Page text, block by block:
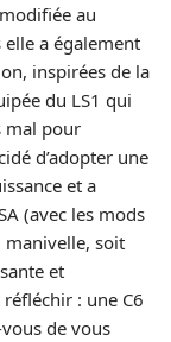
au
a également
inspirées de la
du LS1 qui
mal pour
d’adopter une
et a
(avec les mods
soit
et
: une C6
de vous